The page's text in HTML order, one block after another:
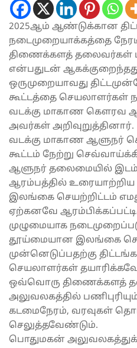
2025ஆம் ஆண்டுக்கான
நடைமுறையாக்கத்தை
திணைக்களத் தலைவர்கள்
என்பதுடன்
ஒருமுறையாவது
கூட்டத்தை செயலாளர்கள்
வடக்கு மாகாண கௌரவ
அவர்கள் அறிவுறுத்தினார்.
வடக்கு மாகாண ஆளுநர்
கூட்டம் நேற்று
ஆளுநர் தலைமையில்
ஆரம்பத்தில்
இலங்கை செயற்றிட்டம்
ஏற்கனவே
முழுமையாக
தூய்மையான இலங்கை
முன்னெடுப்பதற்கு
செயலாளர்கள்
ஒவ்வொரு திணைக்களத்
அலுவலகத்தில்
கடமைநேரம், வரவுகள்
செலுத்தவேண்டும்.
பொதுமகன்